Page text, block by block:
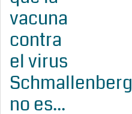
vacuna
contra
el virus
Schmallenberg
no es...